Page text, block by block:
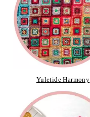
Yuletide Harmony